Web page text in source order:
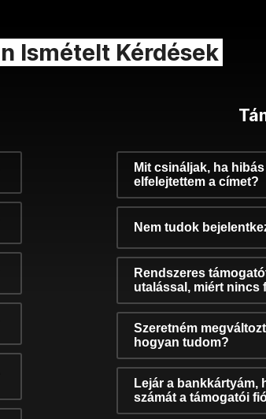
Ismételt Kérdések
Mit csináljak, ha
elfelejtettem a címet?
Nem tudok
Rendszeres
utalással, miért nincs
Szeretném
hogyan tudom?
Lejár a bankkártyám,
számát a támogatói